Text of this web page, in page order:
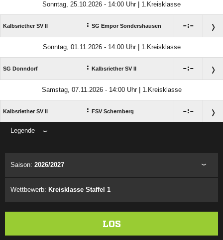
Sonntag, 25.10.2026 - 14:00 Uhr | 1.Kreisklasse
Kalbsriether SV II : SG Empor Sondershausen :
Sonntag, 01.11.2026 - 14:00 Uhr | 1.Kreisklasse
SG Donndorf : Kalbsriether SV II :
Samstag, 07.11.2026 - 14:00 Uhr | 1.Kreisklasse
Kalbsriether SV II : FSV Schernberg :
Legende
Saison: 2026/2027
Wettbewerb: Kreisklasse Staffel 1
LOS